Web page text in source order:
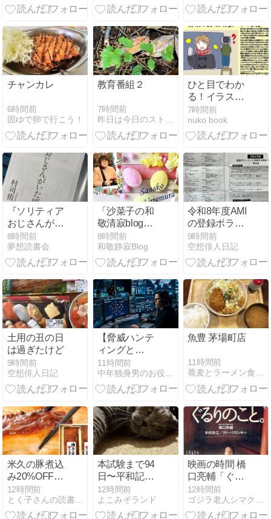
マの相性考察
チャンカレ
6時間前
固ゆで卵で行こう！
教育番組２
7時間前
ひと目でわか
る！イラスト
ブックレビュ
ー『新しい花
が咲く：ぼん
部 みゆき (著)
7時間前
nuko book
『ソリティア
おじさんがい
た頃』村司侑
8時間前
夢想読書会
「沙菜子の和
敬清寂blog」
自己紹介
8時間前
和敬静寂Blog
令和8年度AMI
の登録ボラン
ティア活動状
況調査票を提
出しました
9時間前
空想俳人日記
土用の丑の日
は過ぎたけど
9時間前
空想俳人日記
【脅威ハンテ
ィングと
は？】サイバ
ー攻撃に先回
りする防御
11時間前
魚豊 茅場町店
11時間前
米久の豚煮込
み20%OFFか
らの最大500
円引きクーポ
ン！
12時間前
とく子さんの読書録。
本試験まで94
日〜平和記念
日に見ておき
たい過去問
12時間前
よこみぞランド
映画の時間 橋
口亮輔「ぐる
りのこと」シ
ネリーブル神
戸no402
12時間前